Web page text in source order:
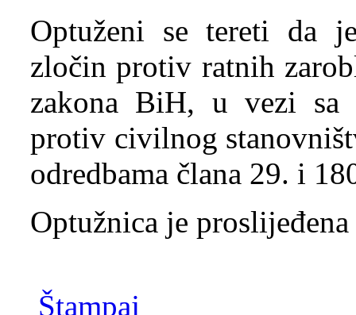
Optuženi se tereti da
zločin protiv ratnih
zakona BiH, u vezi
protiv civilnog
odredbama člana 29. i
Optužnica je
Štampaj